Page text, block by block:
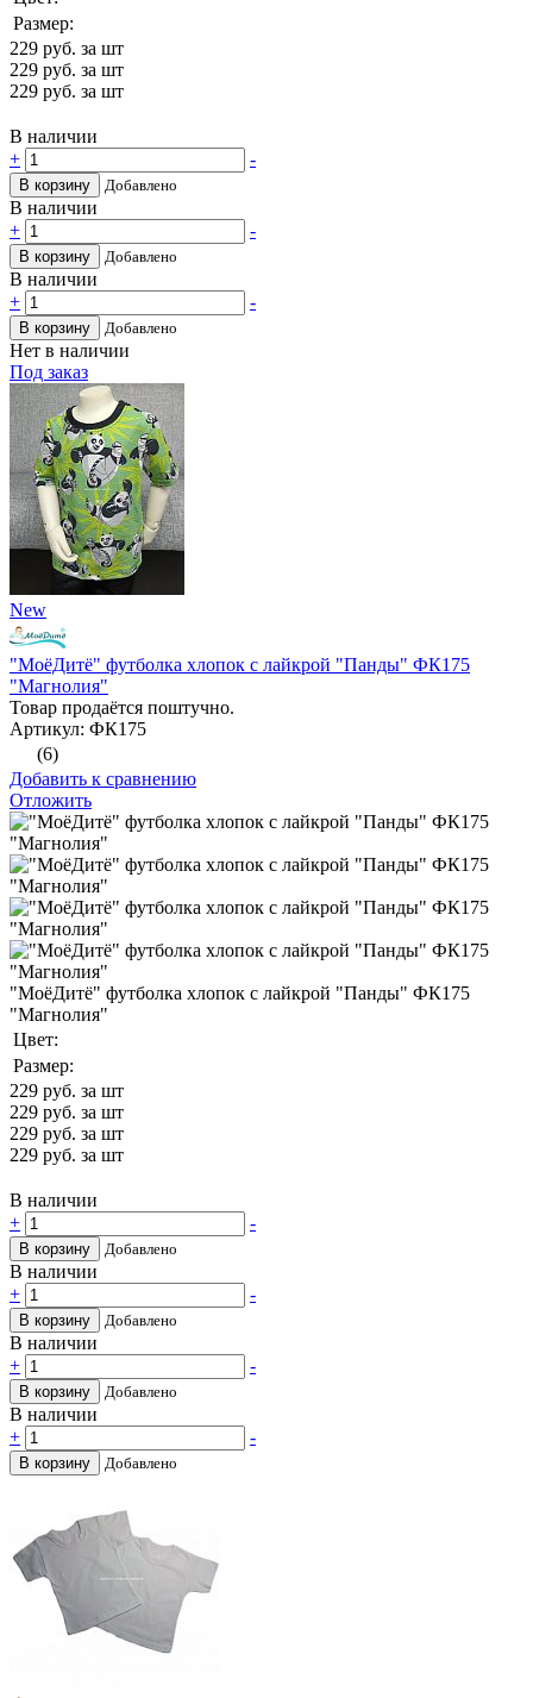
Размер:
229 руб. за шт
229 руб. за шт
229 руб. за шт
В наличии
+
-
В корзину Добавлено
В наличии
+
-
В корзину Добавлено
В наличии
+
-
В корзину Добавлено
Нет в наличии
Под заказ
New
"МоёДитё" футболка хлопок с лайкрой "Панды" ФК175
"Магнолия"
Товар продаётся поштучно.
Артикул: ФК175
(6)
Добавить к сравнению
Отложить
"МоёДитё" футболка хлопок с лайкрой "Панды" ФК175
"Магнолия"
Цвет:
Размер:
229 руб. за шт
229 руб. за шт
229 руб. за шт
229 руб. за шт
В наличии
+
-
В корзину Добавлено
В наличии
+
-
В корзину Добавлено
В наличии
+
-
В корзину Добавлено
В наличии
+
-
В корзину Добавлено